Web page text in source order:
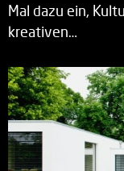
Mal dazu ein,
kreativen…